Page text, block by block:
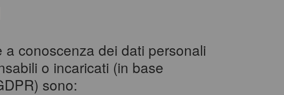
conoscenza dei dati personali
o incaricati (in base
sono: